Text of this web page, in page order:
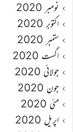
نومبر 2020
اکتوبر 2020
ستمبر 2020
اگست 2020
جولائی 2020
جون 2020
مئی 2020
اپریل 2020